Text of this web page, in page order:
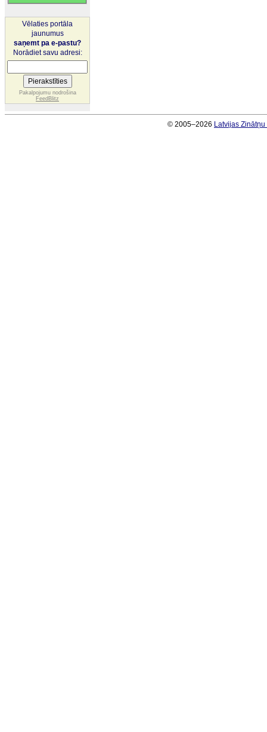
Vēlaties portāla
jaunumus
saņemt pa e-pastu?
Norādiet savu adresi:
Pakalpojumu nodrošina
FeedBlitz
© 2005–2026 Latvijas